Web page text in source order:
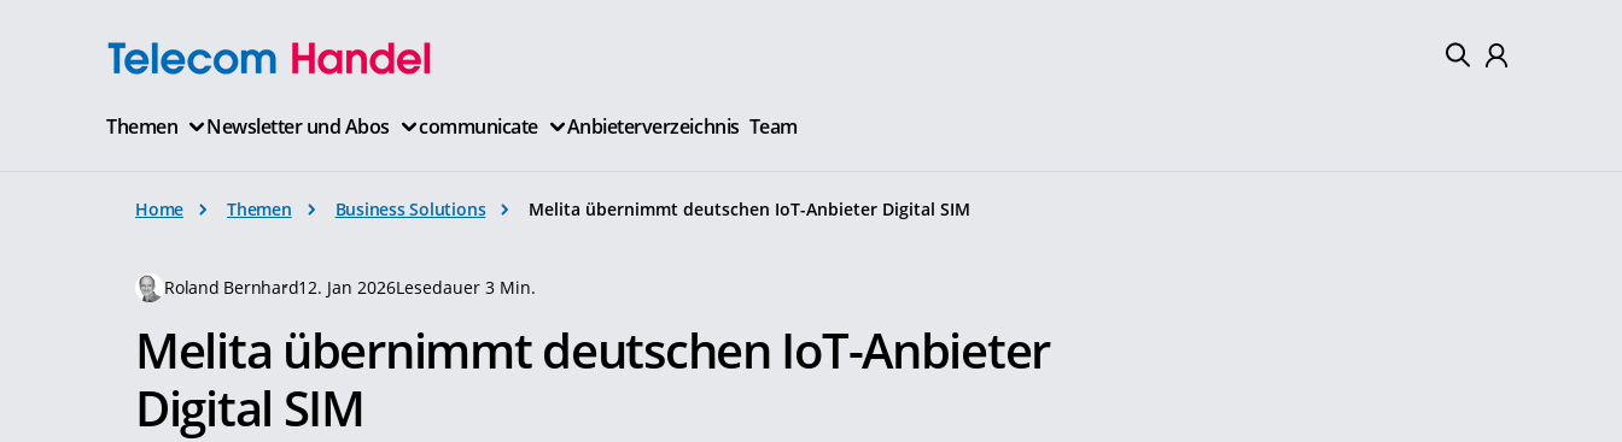
Themen Newsletter und Abos communicate Anbieterverzeichnis Team
Home Themen Business Solutions Melita übernimmt deutschen IoT-Anbieter Digital SIM
Roland Bernhard12. Jan 2026Lesedauer 3 Min.
Melita übernimmt deutschen IoT-Anbieter
Digital SIM